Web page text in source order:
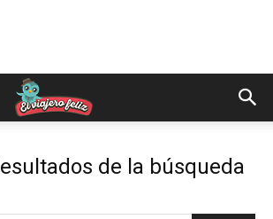
de la búsqueda